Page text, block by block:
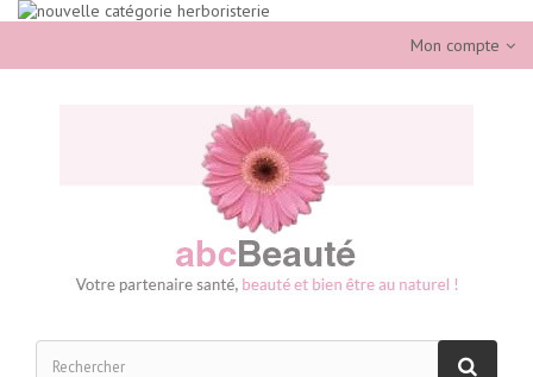
Mon compte